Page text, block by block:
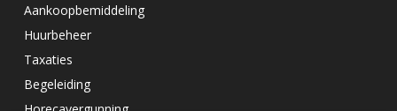
Aankoopbemiddeling
Huurbeheer
Taxaties
Begeleiding